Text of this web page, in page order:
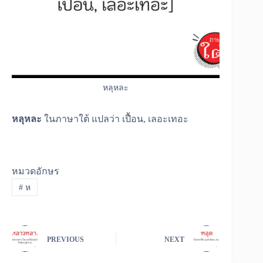
หลุหละ
หลุหละ ในภาษาใต้ แปลว่า เปื้อน, เลอะเทอะ
หมวดอักษร
#ห
PREVIOUS NEXT